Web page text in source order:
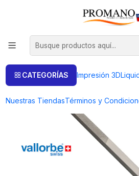
CATEGORÍAS Impresión 3D
Nuestras TiendasTérminos y
Liquidación TOTAL
LIMA CUADRADA HABILIS